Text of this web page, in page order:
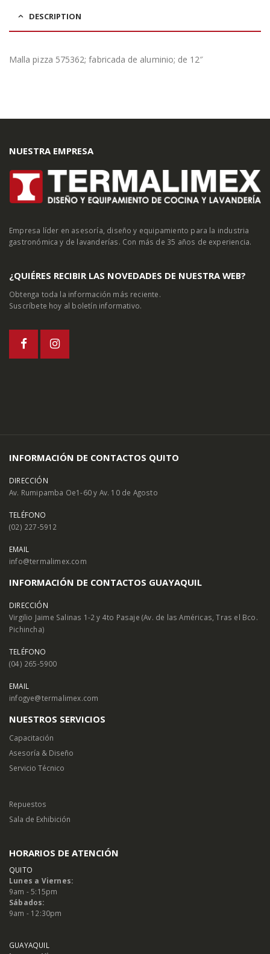
DESCRIPTION
Malla pizza 575362; fabricada de aluminio; de 12″
NUESTRA EMPRESA
Empresa líder en asesoría, diseño y equipamiento para la industria
gastronómica y de lavanderías. Con más de 35 años de experiencia.
¿QUIÉRES RECIBIR LAS NOVEDADES DE NUESTRA WEB?
Obtenga toda la información más reciente.
Suscríbete hoy al boletín informativo.
INFORMACIÓN DE CONTACTOS QUITO
DIRECCIÓN
Av. Rumipamba Oe1-60 y Av. 10 de Agosto
TELÉFONO
(02) 227-5912
EMAIL
info@termalimex.com
INFORMACIÓN DE CONTACTOS GUAYAQUIL
DIRECCIÓN
Virgilio Jaime Salinas 1-2 y 4to Pasaje (Av. de las Américas, Tras el Bco.
Pichincha)
TELÉFONO
(04) 265-5900
EMAIL
infogye@termalimex.com
NUESTROS SERVICIOS
Capacitación
Asesoría & Diseño
Servicio Técnico
Repuestos
Sala de Exhibición
HORARIOS DE ATENCIÓN
QUITO
Lunes a Viernes:
9am - 5:15pm
Sábados:
9am - 12:30pm
GUAYAQUIL